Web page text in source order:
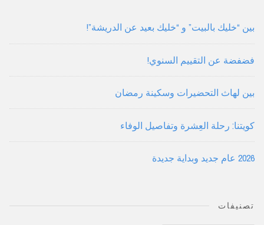
بين “خليك بالبيت” و “خليك بعيد عن الدريشة”!
فضفضة عن التقييم السنوي!
بين لهاث التحضيرات وسكينة رمضان
كويتنا: رحلة العِشرة وتفاصيل الوفاء
2026 عام جديد وبداية جديدة
تصنيفات